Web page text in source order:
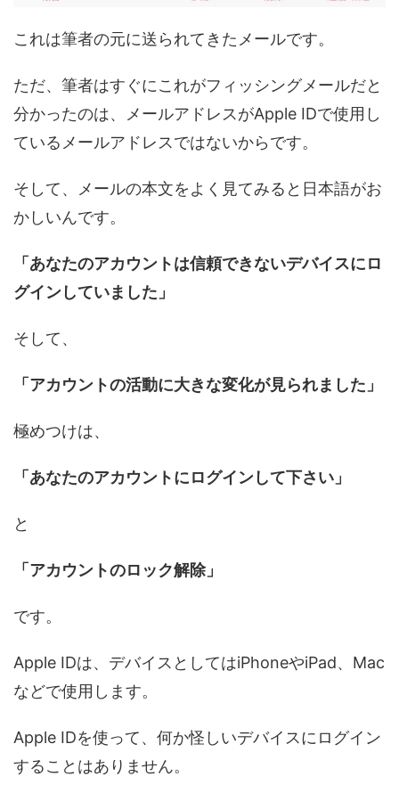
これは筆者の元に送られてきたメールです。
ただ、筆者はすぐにこれがフィッシングメールだと
分かったのは、メールアドレスがApple IDで使用し
ているメールアドレスではないからです。
そして、メールの本文をよく見てみると日本語がお
かしいんです。
「あなたのアカウントは信頼できないデバイスにロ
グインしていました」
そして、
「アカウントの活動に大きな変化が見られました」
極めつけは、
「あなたのアカウントにログインして下さい」
と
「アカウントのロック解除」
です。
Apple IDは、デバイスとしてはiPhoneやiPad、Mac
などで使用します。
Apple IDを使って、何か怪しいデバイスにログイン
することはありません。